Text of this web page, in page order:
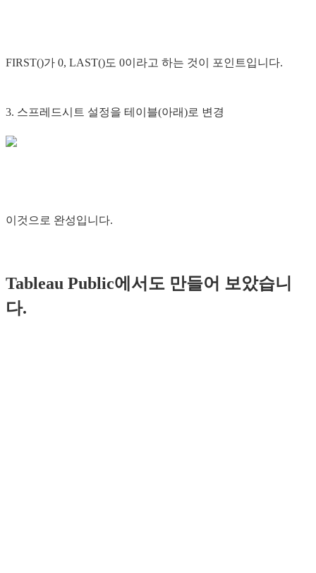
FIRST()가 0, LAST()도 0이라고 하는 것이 포인트입니다.
3. 스프레드시트 설정을 테이블(아래)로 변경
이것으로 완성입니다.
Tableau Public에서도 만들어 보았습니
다.